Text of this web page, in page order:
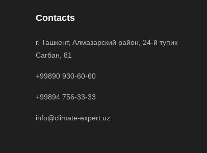
Contacts
г. Ташкент, Алмазарский район, 24-й тупик
Сагбан, 81
+99890 930-60-60
+99894 756-33-33
info@climate-expert.uz